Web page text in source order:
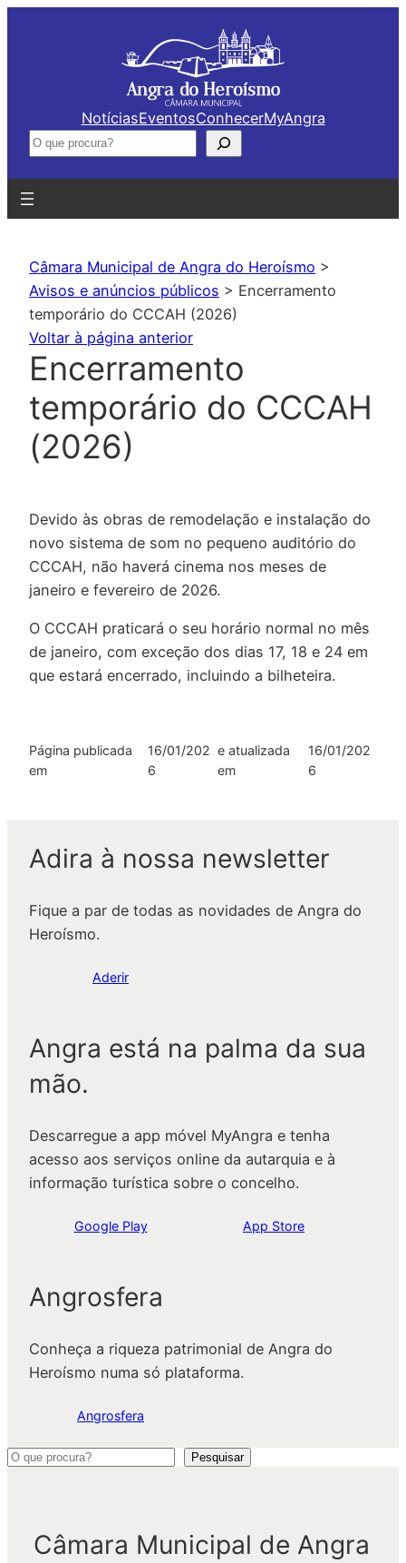
NotíciasEventosConhecerMyAngra
Pesquisar
Câmara Municipal de Angra do Heroísmo >
Avisos e anúncios públicos > Encerramento
temporário do CCCAH (2026)
Voltar à página anterior
Encerramento
temporário do CCCAH
(2026)
Devido às obras de remodelação e instalação do
novo sistema de som no pequeno auditório do
CCCAH, não haverá cinema nos meses de
janeiro e fevereiro de 2026.
O CCCAH praticará o seu horário normal no mês
de janeiro, com exceção dos dias 17, 18 e 24 em
que estará encerrado, incluindo a bilheteira.
Página publicada
em
16/01/202
6
e atualizada
em
16/01/202
6
Adira à nossa newsletter
Fique a par de todas as novidades de Angra do
Heroísmo.
Aderir
Angra está na palma da sua
mão.
Descarregue a app móvel MyAngra e tenha
acesso aos serviços online da autarquia e à
informação turística sobre o concelho.
Google Play App Store
Angrosfera
Conheça a riqueza patrimonial de Angra do
Heroísmo numa só plataforma.
Angrosfera
P
Pesquisar
Câmara Municipal de Angra